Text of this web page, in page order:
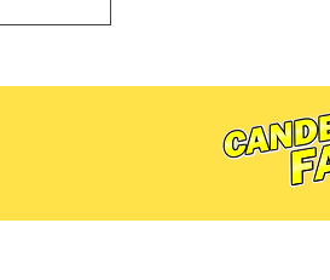
Lindóia